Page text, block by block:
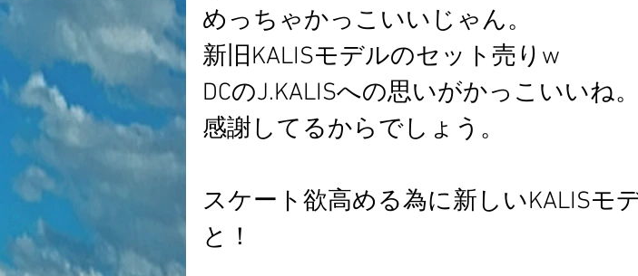
めっちゃかっこいいじゃん。
新旧KALISモデルのセット売りw
DCのJ.KALISへの思いがかっこいいね。
感謝してるからでしょう。
スケート欲高める為に新しいKALISモ
と！